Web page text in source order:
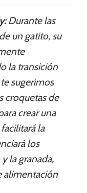
Durante las
un gatito, su
la transición
sugerimos
croquetas de
crear una
la
los
la granada,
alimentación